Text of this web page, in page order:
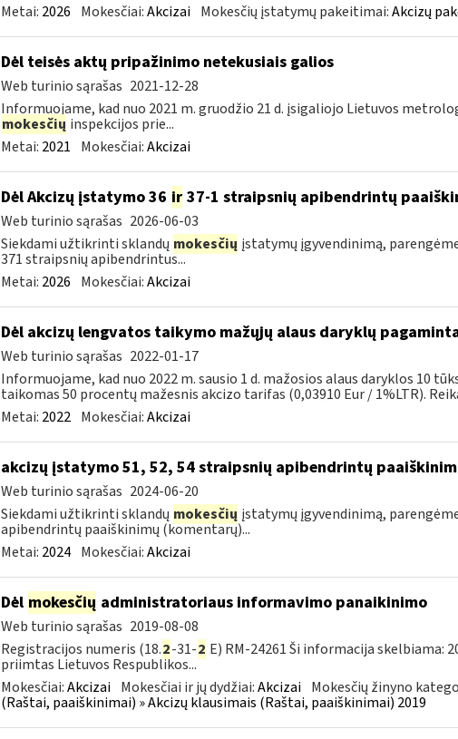
Metai: 2026 Mokesčiai:Akcizai Mokesčių įstatymų pakeitimai:Akcizų
Dėl teisės aktų pripažinimo netekusiais galios
Web turinio sąrašas 2021-12-28
Informuojame, kad nuo 2021 m. gruodžio 21 d. įsigaliojo Lietuvos
mokesčių inspekcijos prie...
Metai: 2021 Mokesčiai:Akcizai
Dėl Akcizų įstatymo 36 ir37-1 straipsnių apibendrintų
Web turinio sąrašas 2026-06-03
Siekdami užtikrinti sklandų mokesčių įstatymų įgyvendinimą,
371 straipsnių apibendrintus...
Metai: 2026 Mokesčiai:Akcizai
Dėl akcizų lengvatos taikymo mažųjų alaus daryklų
Web turinio sąrašas 2022-01-17
Informuojame, kad nuo 2022 m. sausio 1 d. mažosios alaus daryklos 10
taikomas 50 procentų mažesnis akcizo tarifas (0,03910 Eur / 1%LTR).
Metai: 2022 Mokesčiai:Akcizai
akcizų įstatymo 51, 52, 54 straipsnių apibendrintų
Web turinio sąrašas 2024-06-20
Siekdami užtikrinti sklandų mokesčių įstatymų įgyvendinimą,
apibendrintų paaiškinimų (komentarų)...
Metai: 2024 Mokesčiai:Akcizai
Dėl mokesčių administratoriaus informavimo panaikinimo
Web turinio sąrašas 2019-08-08
Registracijos numeris (18.2-31-2 E) RM-24261 Ši informacija skelbiama:
priimtas Lietuvos Respublikos...
Mokesčiai:Akcizai Mokesčiai ir jų dydžiai:Akcizai Mokesčių žinyno
(Raštai, paaiškinimai) » Akcizų klausimais (Raštai, paaiškinimai) 2019